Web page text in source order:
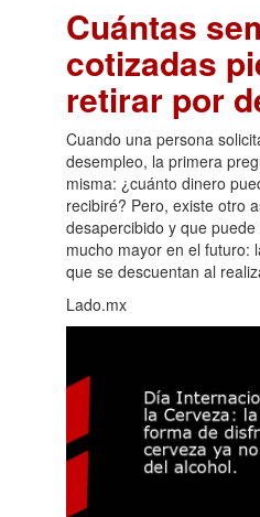
Cuántas
cotizadas
retirar por
Cuando una persona
desempleo, la primera
misma: ¿cuánto dinero
recibiré? Pero, existe otro
desapercibido y que
mucho mayor en el futuro:
que se descuentan al
Lado.mx